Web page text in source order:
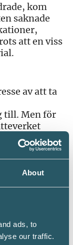
About
ads, to
our traffic.
kom
saknade
att en viss
av att ta
till. Men för
tillstånd till